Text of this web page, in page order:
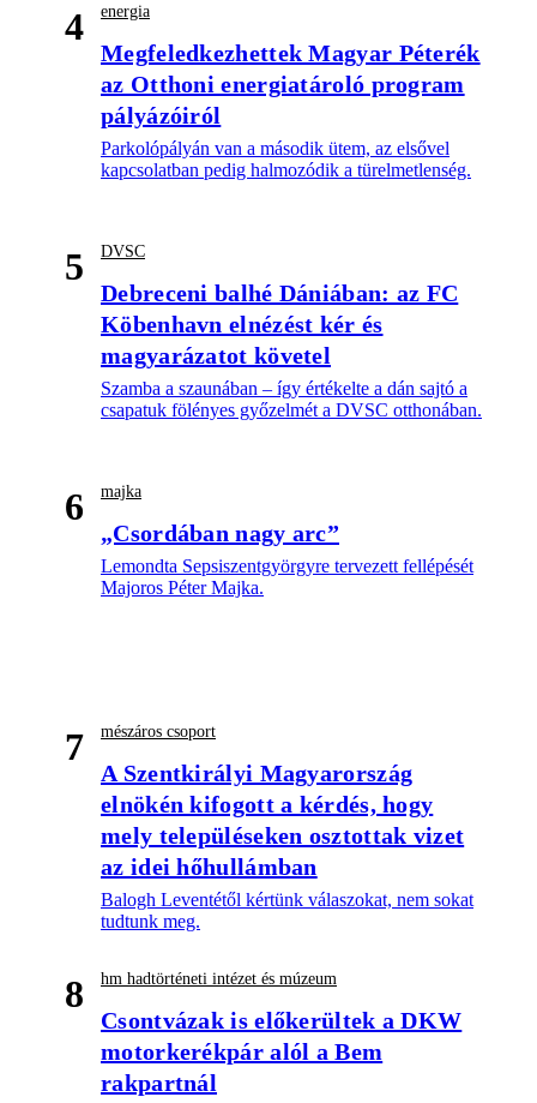
4 energia
Megfeledkezhettek Magyar Péterék
az Otthoni energiatároló program
pályázóiról
Parkolópályán van a második ütem, az elsővel
kapcsolatban pedig halmozódik a türelmetlenség.
5 DVSC
Debreceni balhé Dániában: az FC
Köbenhavn elnézést kér és
magyarázatot követel
Szamba a szaunában – így értékelte a dán sajtó a
csapatuk fölényes győzelmét a DVSC otthonában.
6 majka
„Csordában nagy arc”
Lemondta Sepsiszentgyörgyre tervezett fellépését
Majoros Péter Majka.
7 mészáros csoport
A Szentkirályi Magyarország
elnökén kifogott a kérdés, hogy
mely településeken osztottak vizet
az idei hőhullámban
Balogh Leventétől kértünk válaszokat, nem sokat
tudtunk meg.
8 hm hadtörténeti intézet és múzeum
Csontvázak is előkerültek a DKW
motorkerékpár alól a Bem
rakpartnál